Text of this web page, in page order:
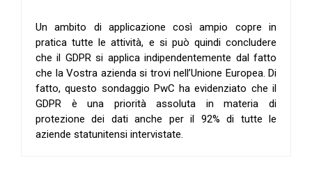
Un ambito di applicazione così ampio copre in
pratica tutte le attività, e si può quindi concludere
che il GDPR si applica indipendentemente dal fatto
che la Vostra azienda si trovi nell’Unione Europea. Di
fatto, questo sondaggio PwC ha evidenziato che il
GDPR è una priorità assoluta in materia di
protezione dei dati anche per il 92% di tutte le
aziende statunitensi intervistate.